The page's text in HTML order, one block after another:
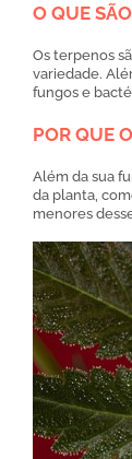
O QUE
Os terpenos
variedade.
fungos e
POR QUE
Além da sua
da planta,
menores